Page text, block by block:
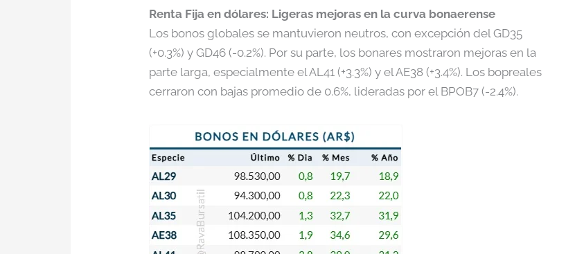
Renta Fija en dólares: Ligeras mejoras en la curva bonaerense
Los bonos globales se mantuvieron neutros, con excepción del GD35
(+0.3%) y GD46 (-0.2%). Por su parte, los bonares mostraron mejoras en la
parte larga, especialmente el AL41 (+3.3%) y el AE38 (+3.4%). Los bopreales
cerraron con bajas promedio de 0.6%, lideradas por el BPOB7 (-2.4%).